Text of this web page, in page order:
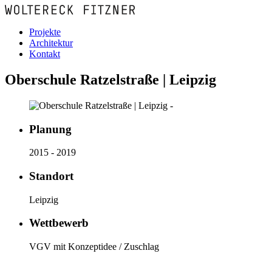
Projekte
Architektur
Kontakt
Oberschule Ratzelstraße | Leipzig
Planung
2015 - 2019
Standort
Leipzig
Wettbewerb
VGV mit Konzeptidee / Zuschlag